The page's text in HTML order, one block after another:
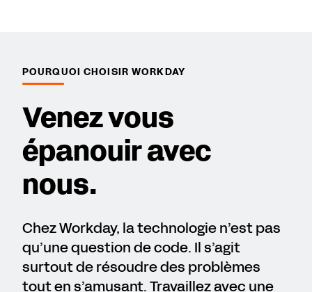
POURQUOI CHOISIR WORKDAY
Venez vous
épanouir avec
nous.
Chez Workday, la technologie n’est pas
qu’une question de code. Il s’agit
surtout de résoudre des problèmes
tout en s’amusant. Travaillez avec une